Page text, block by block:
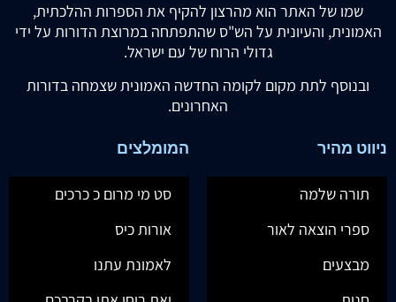
שמו של האתר הוא מהרצון להקיף את הספרות ההלכתית,
האמונית, והעיונית על הש"ס שהתפתחה במרוצת הדורות על ידי
גדולי הרוח של עם ישראל.
ובנוסף לתת מקום לקומה החדשה האמונית שצמחה בדורות
האחרונים.
ניווט מהיר
תורה שלמה
ספרי הוצאה לאור
מבצעים
המומלצים
סט מי מרום כ כרכים
אורות כיס
לאמונת עתנו